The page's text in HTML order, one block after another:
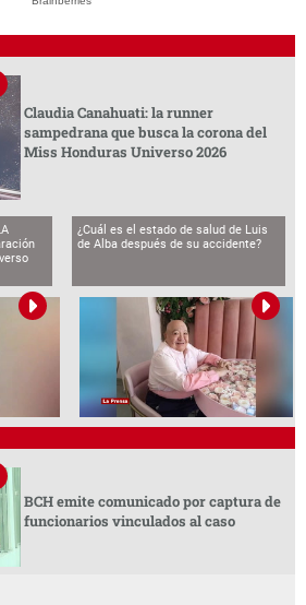
Claudia Canahuati: la runner
sampedrana que busca la corona del
Miss Honduras Universo 2026
¿Cuál es el estado de salud de Luis
de Alba después de su accidente?
BCH emite comunicado por captura de
funcionarios vinculados al caso